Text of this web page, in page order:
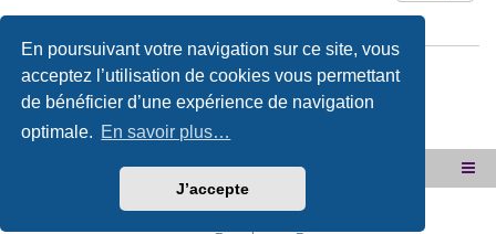
En poursuivant votre navigation sur ce site, vous
acceptez l’utilisation de cookies vous permettant
de bénéficier d’une expérience de navigation
optimale. En savoir plus…
J’accepte
Vous ne pouvez pas publier de nouveaux sujets dans ce forum
Vousne pouvez pasrépondre aux sujets dans ce forum
ne pouvez pas
éditer vos messages dans ce forum
Vous ne pouvez passupprimer vos messages dans ce forum
Site internet de l'association Accueil du forum
Développé par
® Forum Software © phpBB Limited